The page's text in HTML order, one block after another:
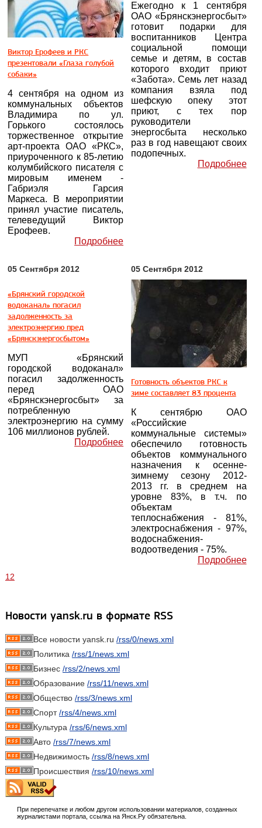
Виктор Ерофеев и РКС
презентовали «Глаза голубой
собаки»
4 сентября на одном из
коммунальных объектов
Владимира по ул.
Горького состоялось
торжественное открытие
арт-проекта ОАО «РКС»,
приуроченного к 85-летию
колумбийского писателя с
мировым именем -
Габриэля Гарсия
Маркеса. В мероприятии
принял участие писатель,
телеведущий Виктор
Ерофеев.
Подробнее
Ежегодно к 1 сентября
ОАО «Брянскэнергосбыт»
готовит подарки для
воспитанников Центра
социальной помощи
семье и детям, в состав
которого входит приют
«Забота». Семь лет назад
компания взяла под
шефскую опеку этот
приют, с тех пор
руководители
энергосбыта несколько
раз в год навещают своих
подопечных.
Подробнее
05 Сентября 2012
«Брянский городской
водоканал» погасил
задолженность за
электроэнергию пред
«Брянскэнергосбытом»
МУП «Брянский
городской водоканал»
погасил задолженность
перед ОАО
«Брянскэнергосбыт» за
потребленную
электроэнергию на сумму
106 миллионов рублей.
Подробнее
05 Сентября 2012
Готовность объектов РКС к
зиме составляет 83 процента
К сентябрю ОАО
«Российские
коммунальные системы»
обеспечило готовность
объектов коммунального
назначения к осенне-
зимнему сезону 2012-
2013 гг. в среднем на
уровне 83%, в т.ч. по
объектам
теплоснабжения - 81%,
электроснабжения - 97%,
водоснабжения-
водоотведения - 75%.
Подробнее
1 2
Новости yansk.ru в формате RSS
Все новости yansk.ru /rss/0/news.xml
Политика /rss/1/news.xml
Бизнес /rss/2/news.xml
Образование /rss/11/news.xml
Общество /rss/3/news.xml
Спорт/rss/4/news.xml
Культура /rss/6/news.xml
Авто /rss/7/news.xml
Недвижимость /rss/8/news.xml
Происшествия /rss/10/news.xml
При перепечатке и любом другом использовании материалов, созданных
журналистами портала, ссылка на Янск.Ру обязательна.